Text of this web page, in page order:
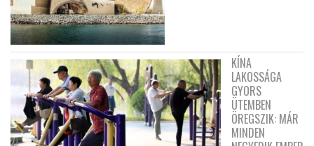
KÍNA
LAKOSSÁGA
GYORS
ÜTEMBEN
ÖREGSZIK: MÁR
MINDEN